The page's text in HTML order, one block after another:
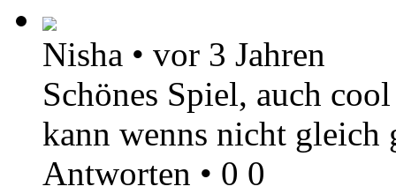
Nisha • vor 3 Jahren
Schönes Spiel, auch
kann wenns nicht
Antworten • 0 0